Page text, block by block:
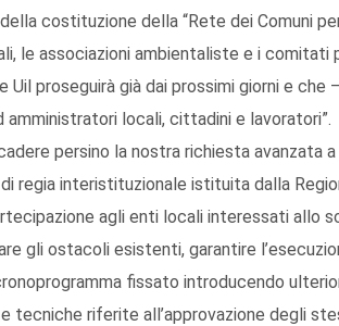
costituzione della “Rete dei Comuni
le associazioni ambientaliste e i comitati
Uil proseguirà già dai prossimi giorni e
amministratori locali, cittadini e lavoratori”.
persino la nostra richiesta avanzata
regia interistituzionale istituita dalla
agli enti locali interessati allo
gli ostacoli esistenti, garantire
fissato introducendo
tecniche riferite all’approvazione degli